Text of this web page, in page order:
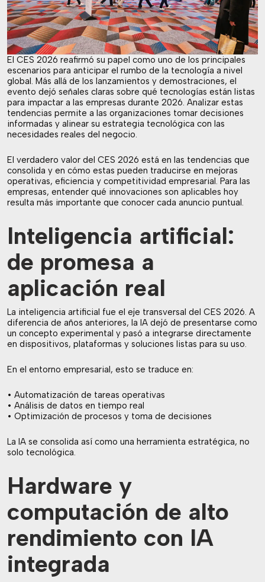
El CES 2026 reafirmó su papel como uno de los principales
escenarios para anticipar el rumbo de la tecnología a nivel
global. Más allá de los lanzamientos y demostraciones, el
evento dejó señales claras sobre qué tecnologías están listas
para impactar a las empresas durante 2026. Analizar estas
tendencias permite a las organizaciones tomar decisiones
informadas y alinear su estrategia tecnológica con las
necesidades reales del negocio.
El verdadero valor del CES 2026 está en las tendencias que
consolida y en cómo estas pueden traducirse en mejoras
operativas, eficiencia y competitividad empresarial. Para las
empresas, entender qué innovaciones son aplicables hoy
resulta más importante que conocer cada anuncio puntual.
Inteligencia artificial:
de promesa a
aplicación real
La inteligencia artificial fue el eje transversal del CES 2026. A
diferencia de años anteriores, la IA dejó de presentarse como
un concepto experimental y pasó a integrarse directamente
en dispositivos, plataformas y soluciones listas para su uso.
En el entorno empresarial, esto se traduce en:
• Automatización de tareas operativas
• Análisis de datos en tiempo real
• Optimización de procesos y toma de decisiones
La IA se consolida así como una herramienta estratégica, no
solo tecnológica.
Hardware y
computación de alto
rendimiento con IA
integrada